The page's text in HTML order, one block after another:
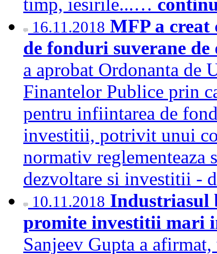
16.11.2018 MFP a
de fonduri suverane
a aprobat Ordonanta de
Finantelor Publice prin
pentru infiintarea de
investitii, potrivit unui
normativ reglementeaza
dezvoltare si investitii -
10.11.2018 Industriasul
promite investitii mari
Sanjeev Gupta a